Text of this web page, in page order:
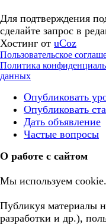
Для подтверждения
сделайте запрос в
Хостинг от uCoz
Пользовательское
Политика
данных
Опубликовать
Опубликовать
Дать объявление
Частые вопросы
О работе с сайтом
Мы используем cookie.
Публикуя материалы
разработки и др.),